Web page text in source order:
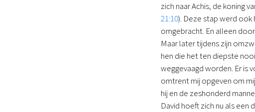
zich naar Achis, de koning
21:10). Deze stap werd ook
omgebracht. En alleen
Maar later tijdens zijn
hen die het ten diepste
weggevaagd worden. Er is
omtrent mij opgeven om
hij en de zeshonderd
David hoeft zich nu als een